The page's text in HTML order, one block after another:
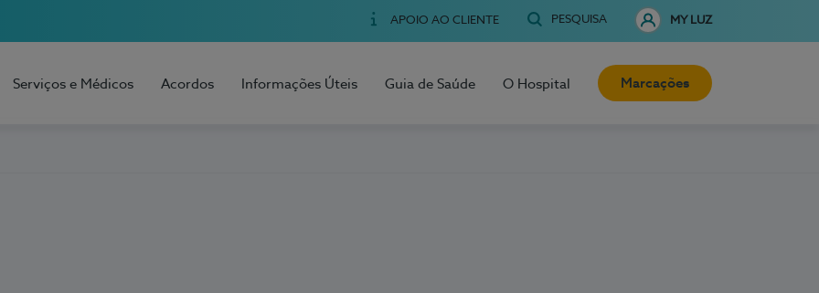
APOIO AO CLIENTE PESQUISA MY LUZ
Serviços e Médicos Acordos Informações Úteis Guia de Saúde O Hospital Marcações